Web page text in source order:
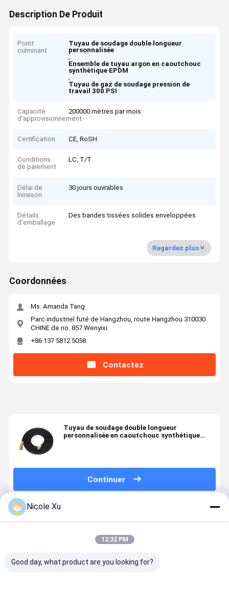
Description De Produit
Point
culminant
Tuyau de soudage double longueur
personnalisée
,
Ensemble de tuyau argon en caoutchouc
synthétique EPDM
,
Tuyau de gaz de soudage pression de
travail 300 PSI
Capacité
d'approvisionnement
200000 mètres par mois
Certification CE, RoSH
Conditions
de paiement
LC, T/T
Délai de
livraison
30 jours ouvrables
Détails
d'emballage
Des bandes tissées solides enveloppées
Regardez plus
Coordonnées
Ms. Amanda Tang
Parc industriel futé de Hangzhou, route Hangzhou 310030
CHINE de no. 857 Wenyixi
+86 137 5812 5058
Contactez
Tuyau de soudage double longueur
personnalisée en caoutchouc synthétique
Continuer
Produits Recommandés
Nicole Xu
12:32 PM
Good day, what product are you looking for?